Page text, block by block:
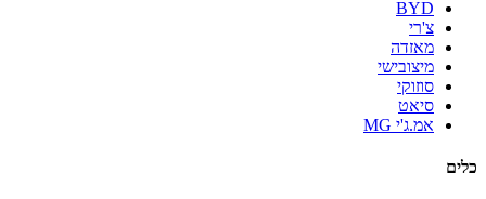
BYD
צ'רי
מאזדה
מיצובישי
סוזוקי
סיאט
אמ.ג'י MG
כלים